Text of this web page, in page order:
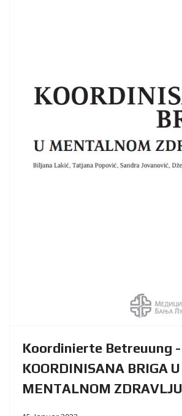
Koordinierte Betreuung -
KOORDINISANA BRIGA U
MENTALNOM ZDRAVLJU